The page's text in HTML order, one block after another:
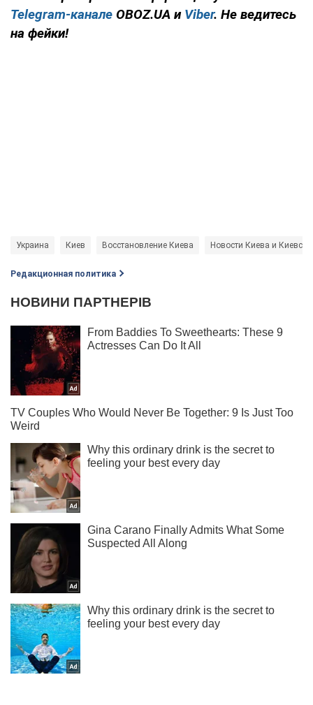
Telegram-канале OBOZ.UA и Viber. Не ведитесь
на фейки!
Украина Киев Восстановление Киева Новости Киева и
Редакционная политика